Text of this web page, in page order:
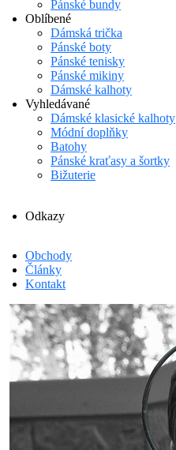
Pánské bundy
Oblíbené
Dámská trička
Pánské boty
Pánské tenisky
Pánské mikiny
Dámské kalhoty
Vyhledávané
Dámské klasické kalhoty
Módní doplňky
Batohy
Pánské kraťasy a šortky
Bižuterie
Odkazy
Obchody
Články
Kontakt